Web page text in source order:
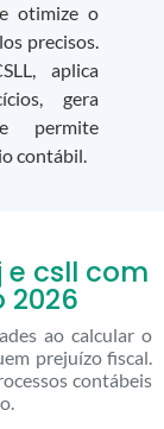
otimize o
precisos.
aplica
gera
permite
contábil.
e csll com
2026
ao calcular o
prejuízo fiscal.
contábeis